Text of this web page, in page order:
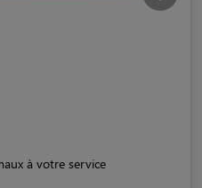
à votre service